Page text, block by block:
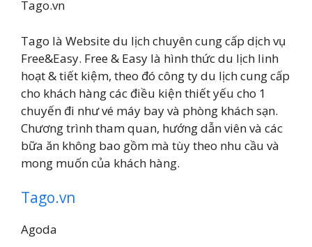
Tago.vn
Tago là Website du lịch chuyên cung cấp dịch vụ
Free&Easy. Free & Easy là hình thức du lịch linh
hoạt & tiết kiệm, theo đó công ty du lịch cung cấp
cho khách hàng các điều kiện thiết yếu cho 1
chuyến đi như vé máy bay và phòng khách sạn.
Chương trình tham quan, hướng dẫn viên và các
bữa ăn không bao gồm mà tùy theo nhu cầu và
mong muốn của khách hàng.
Tago.vn
Agoda